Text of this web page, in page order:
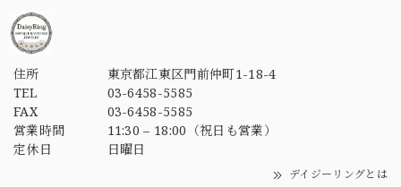
住所
東京都江東区門前仲町1-18-4
TEL
03-6458-5585
FAX
03-6458-5585
営業時間
11:30 – 18:00（祝日も営業）
定休日
日曜日
デイジーリングとは